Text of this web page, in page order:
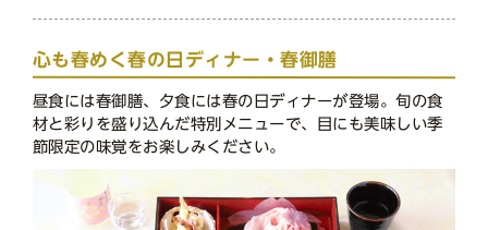
心も春めく春の日ディナー・春御膳
昼食には春御膳、夕食には春の日ディナーが登場。旬の食
材と彩りを盛り込んだ特別メニューで、目にも美味しい季
節限定の味覚をお楽しみください。